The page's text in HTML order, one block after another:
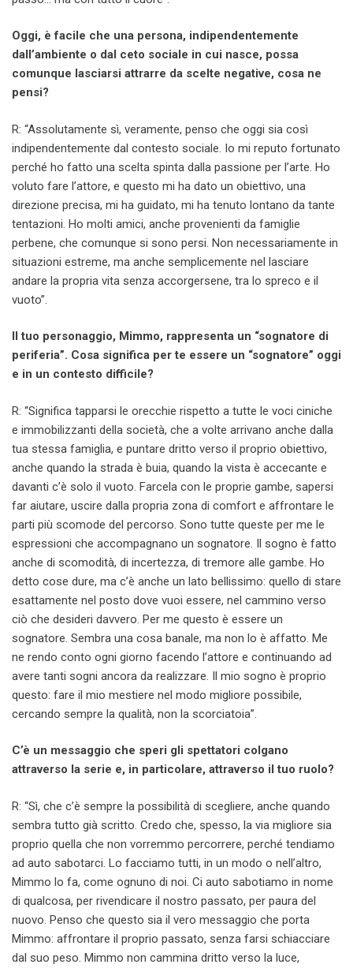
Oggi, è facile che una persona, indipendentemente
dall’ambiente o dal ceto sociale in cui nasce, possa
comunque lasciarsi attrarre da scelte negative, cosa ne
pensi?
R: “Assolutamente sì, veramente, penso che oggi sia così
indipendentemente dal contesto sociale. Io mi reputo fortunato
perché ho fatto una scelta spinta dalla passione per l’arte. Ho
voluto fare l’attore, e questo mi ha dato un obiettivo, una
direzione precisa, mi ha guidato, mi ha tenuto lontano da tante
tentazioni. Ho molti amici, anche provenienti da famiglie
perbene, che comunque si sono persi. Non necessariamente in
situazioni estreme, ma anche semplicemente nel lasciare
andare la propria vita senza accorgersene, tra lo spreco e il
vuoto”.
Il tuo personaggio, Mimmo, rappresenta un “sognatore di
periferia”. Cosa significa per te essere un “sognatore” oggi
e in un contesto difficile?
R: “Significa tapparsi le orecchie rispetto a tutte le voci ciniche
e immobilizzanti della società, che a volte arrivano anche dalla
tua stessa famiglia, e puntare dritto verso il proprio obiettivo,
anche quando la strada è buia, quando la vista è accecante e
davanti c’è solo il vuoto. Farcela con le proprie gambe, sapersi
far aiutare, uscire dalla propria zona di comfort e affrontare le
parti più scomode del percorso. Sono tutte queste per me le
espressioni che accompagnano un sognatore. Il sogno è fatto
anche di scomodità, di incertezza, di tremore alle gambe. Ho
detto cose dure, ma c’è anche un lato bellissimo: quello di stare
esattamente nel posto dove vuoi essere, nel cammino verso
ciò che desideri davvero. Per me questo è essere un
sognatore. Sembra una cosa banale, ma non lo è affatto. Me
ne rendo conto ogni giorno facendo l’attore e continuando ad
avere tanti sogni ancora da realizzare. Il mio sogno è proprio
questo: fare il mio mestiere nel modo migliore possibile,
cercando sempre la qualità, non la scorciatoia”.
C’è un messaggio che speri gli spettatori colgano
attraverso la serie e, in particolare, attraverso il tuo ruolo?
R: “Sì, che c’è sempre la possibilità di scegliere, anche quando
sembra tutto già scritto. Credo che, spesso, la via migliore sia
proprio quella che non vorremmo percorrere, perché tendiamo
ad auto sabotarci. Lo facciamo tutti, in un modo o nell’altro,
Mimmo lo fa, come ognuno di noi. Ci auto sabotiamo in nome
di qualcosa, per rivendicare il nostro passato, per paura del
nuovo. Penso che questo sia il vero messaggio che porta
Mimmo: affrontare il proprio passato, senza farsi schiacciare
dal suo peso. Mimmo non cammina dritto verso la luce,